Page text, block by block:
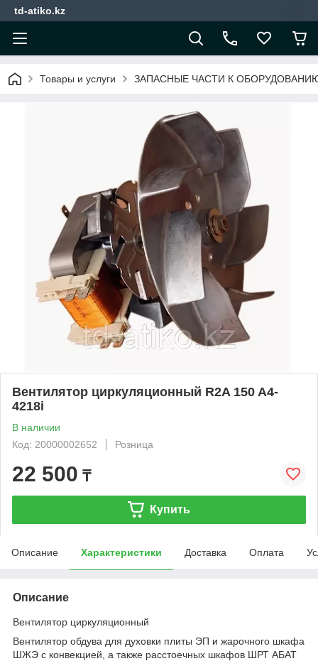
td-atiko.kz
Товары и услуги ЗАПАСНЫЕ ЧАСТИ К
Вентилятор циркуляционный R2A 150 A4-
4218i
В наличии
Код: 20000002652
Розница
22 500 ₸
Купить
Описание Характеристики Доставка Оплата
Описание
Вентилятор циркуляционный
Вентилятор обдува для духовки плиты ЭП и жарочного шкафа
ШЖЭ с конвекцией, а также расстоечных шкафов ШРТ АБАТ